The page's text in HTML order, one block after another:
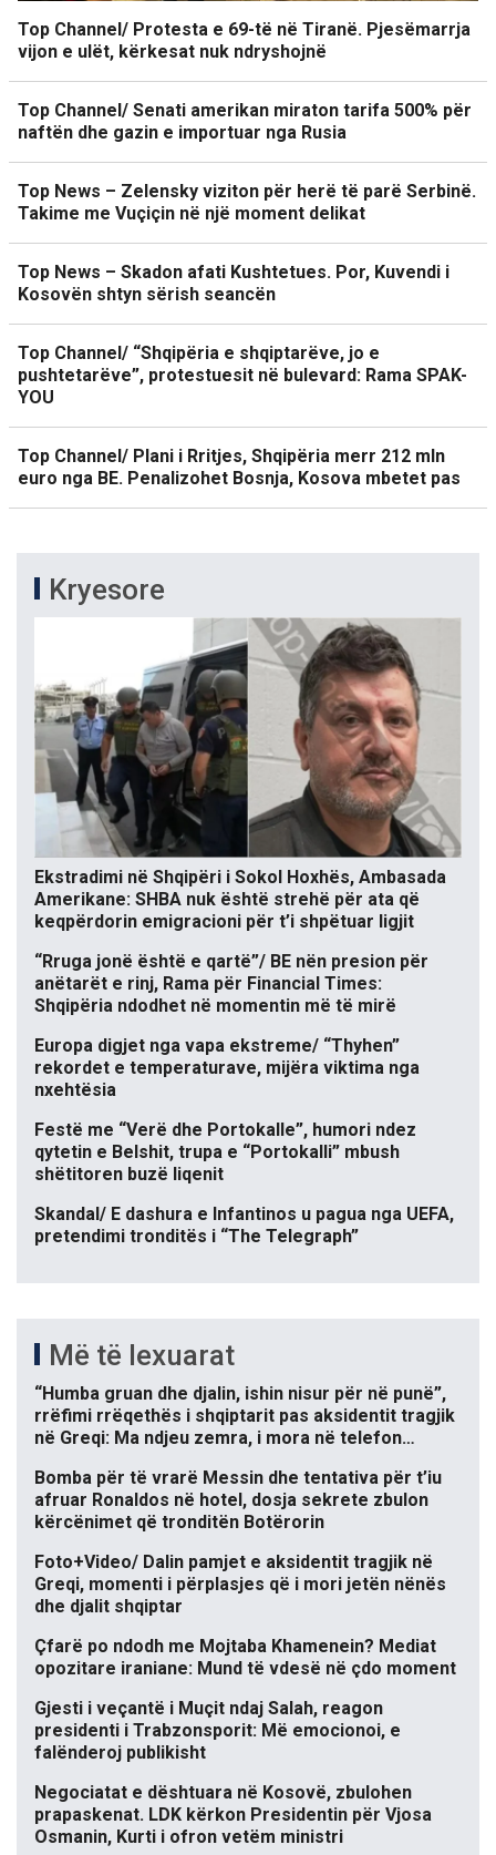
Top Channel/ Protesta e 69-të në Tiranë. Pjesëmarrja
vijon e ulët, kërkesat nuk ndryshojnë
Top Channel/ Senati amerikan miraton tarifa 500% për
naftën dhe gazin e importuar nga Rusia
Top News – Zelensky viziton për herë të parë Serbinë.
Takime me Vuçiçin në një moment delikat
Top News – Skadon afati Kushtetues. Por, Kuvendi i
Kosovën shtyn sërish seancën
Top Channel/ “Shqipëria e shqiptarëve, jo e
pushtetarëve”, protestuesit në bulevard: Rama SPAK-
YOU
Top Channel/ Plani i Rritjes, Shqipëria merr 212 mln
euro nga BE. Penalizohet Bosnja, Kosova mbetet pas
Kryesore
Ekstradimi në Shqipëri i Sokol Hoxhës, Ambasada
Amerikane: SHBA nuk është strehë për ata që
keqpërdorin emigracioni për t’i shpëtuar ligjit
“Rruga jonë është e qartë”/ BE nën presion për
anëtarët e rinj, Rama për Financial Times:
Shqipëria ndodhet në momentin më të mirë
Europa digjet nga vapa ekstreme/ “Thyhen”
rekordet e temperaturave, mijëra viktima nga
nxehtësia
Festë me “Verë dhe Portokalle”, humori ndez
qytetin e Belshit, trupa e “Portokalli” mbush
shëtitoren buzë liqenit
Skandal/ E dashura e Infantinos u pagua nga UEFA,
pretendimi tronditës i “The Telegraph”
Më të lexuarat
“Humba gruan dhe djalin, ishin nisur për në punë”,
rrëfimi rrëqethës i shqiptarit pas aksidentit tragjik
në Greqi: Ma ndjeu zemra, i mora në telefon…
Bomba për të vrarë Messin dhe tentativa për t’iu
afruar Ronaldos në hotel, dosja sekrete zbulon
kërcënimet që tronditën Botërorin
Foto+Video/ Dalin pamjet e aksidentit tragjik në
Greqi, momenti i përplasjes që i mori jetën nënës
dhe djalit shqiptar
Çfarë po ndodh me Mojtaba Khamenein? Mediat
opozitare iraniane: Mund të vdesë në çdo moment
Gjesti i veçantë i Muçit ndaj Salah, reagon
presidenti i Trabzonsporit: Më emocionoi, e
falënderoj publikisht
Negociatat e dështuara në Kosovë, zbulohen
prapaskenat. LDK kërkon Presidentin për Vjosa
Osmanin, Kurti i ofron vetëm ministri